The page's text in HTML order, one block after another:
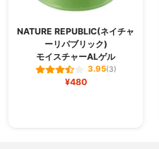
NATURE REPUBLIC(ネイチャ
ーリパブリック)
モイスチャーALゲル
3.95(3)
¥480